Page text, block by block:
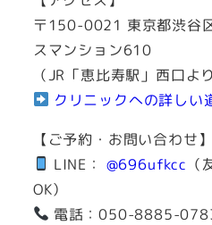
〒150-0021 東京都渋谷
スマンション610
（JR「恵比寿駅」西口よ
クリニックへの詳しい
【ご予約・お問い合わせ】
LINE： @696ufkcc
OK）
電話：050-8885-